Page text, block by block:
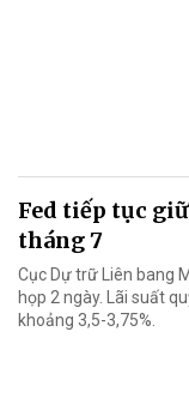
Fed tiếp tục
tháng 7
Cục Dự trữ Liên bang
họp 2 ngày. Lãi suất
khoảng 3,5-3,75%.